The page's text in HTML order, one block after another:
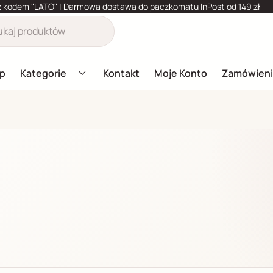
"LATO" | Darmowa dostawa do paczkomatu InPost od 149 zł
produktów
Kategorie
Lumileve Beauty Set
Kabuki + Milkshake Sponge
Kabuki + All Set Matte 5g
Kontakt Moje Konto
Adres